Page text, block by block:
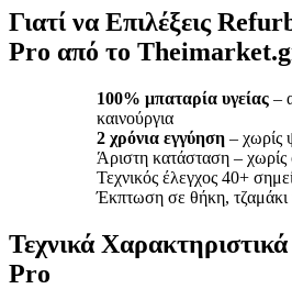
Γιατί να Επιλέξεις
Pro από το
100% μπαταρία υγείας –
καινούργια
2 χρόνια εγγύηση – χωρίς
Άριστη κατάσταση – χωρίς
Τεχνικός έλεγχος 40+
Έκπτωση σε θήκη, τζαμάκι
Τεχνικά
Pro